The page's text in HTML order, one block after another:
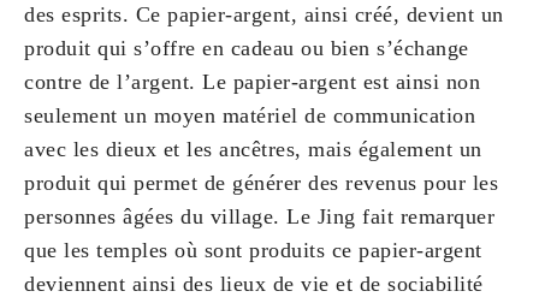
des esprits. Ce papier-argent, ainsi créé, devient un
produit qui s’offre en cadeau ou bien s’échange
contre de l’argent. Le papier-argent est ainsi non
seulement un moyen matériel de communication
avec les dieux et les ancêtres, mais également un
produit qui permet de générer des revenus pour les
personnes âgées du village. Le Jing fait remarquer
que les temples où sont produits ce papier-argent
deviennent ainsi des lieux de vie et de sociabilité